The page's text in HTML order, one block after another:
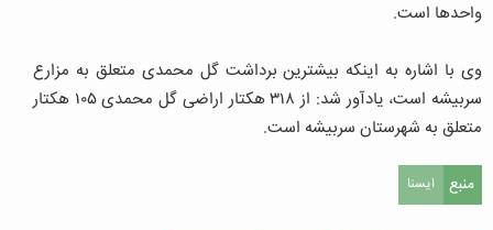
واحدها است.
وی با اشاره به اینکه بیشترین برداشت گل محمدی متعلق به مزارع
سربیشه است، یادآور شد: از ۳۱۸ هکتار اراضی گل محمدی ۱۰۵ هکتار
متعلق به شهرستان سربیشه است.
منبع ایسنا